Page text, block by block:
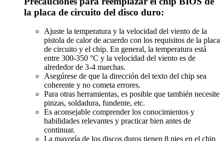
la placa de circuito del disco duro:
Ajuste la temperatura y la velocidad del viento de la
pistola de calor de acuerdo con los requisitos de la placa
de circuito y el chip. En general, la temperatura está
entre 300-350 °C y la velocidad del viento es de
alrededor de 3-4 marchas.
Asegúrese de que la dirección del texto del chip sea
coherente y no cometa errores.
Para otras herramientas, es posible que también necesite
pinzas, soldadura, fundente, etc.
Es aconsejable comprender los conocimientos y
habilidades relevantes y practicar bien antes de
continuar.
La mayoría de los discos duros tienen 8 pies en el chip